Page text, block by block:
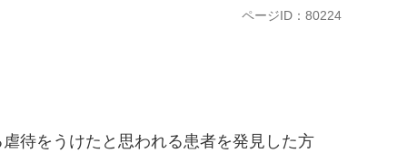
ページID：80224
待をうけたと思われる患者を発見した方